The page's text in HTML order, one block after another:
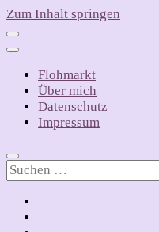
Zum Inhalt springen
Flohmarkt
Über mich
Datenschutz
Impressum
Suchen
nach: